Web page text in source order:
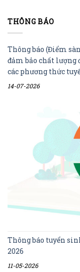
THÔNG BÁO
Thông báo (Điểm
đảm bảo chất lượng
các phương thức
14-07-2026
Thông báo tuyển
2026
11-05-2026